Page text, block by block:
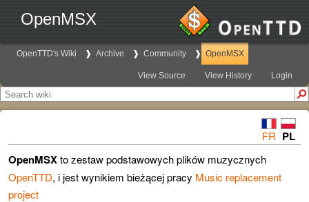
OpenMSX
OpenTTD's Wiki Archive Community OpenMSX
View Source View History Login
FR PL
OpenMSXto zestaw podstawowych plików muzycznych
OpenTTD, i jest wynikiem bieżącej pracy Music replacement
project